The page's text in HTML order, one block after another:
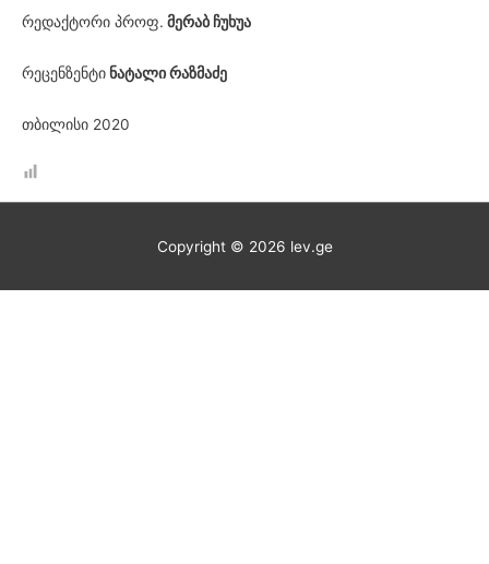
რედაქტორი პროფ. მერაბ ჩუხუა
რეცენზენტი ნატალი რაზმაძე
თბილისი 2020
Copyright © 2026 lev.ge